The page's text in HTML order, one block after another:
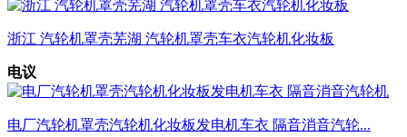
浙江 汽轮机罩壳芜湖 汽轮机罩壳车衣汽轮机化妆板
电议
电厂汽轮机罩壳汽轮机化妆板发电机车衣 隔音消音汽轮...